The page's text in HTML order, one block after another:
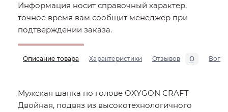
Информация носит справочный характер,
точное время вам сообщит менеджер при
подтверждении заказа.
Описание товара Характеристики Отзывов 0
Мужская шапка по голове OXYGON CRAFT
Двойная, подвяз из высокотехнологичного